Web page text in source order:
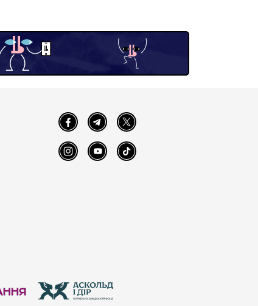
FacebookTelegram Twitter
InstagramYouTube TikTok